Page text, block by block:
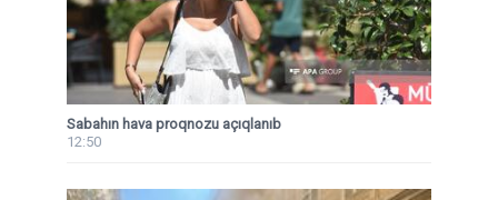
Sabahın hava proqnozu açıqlanıb
12:50